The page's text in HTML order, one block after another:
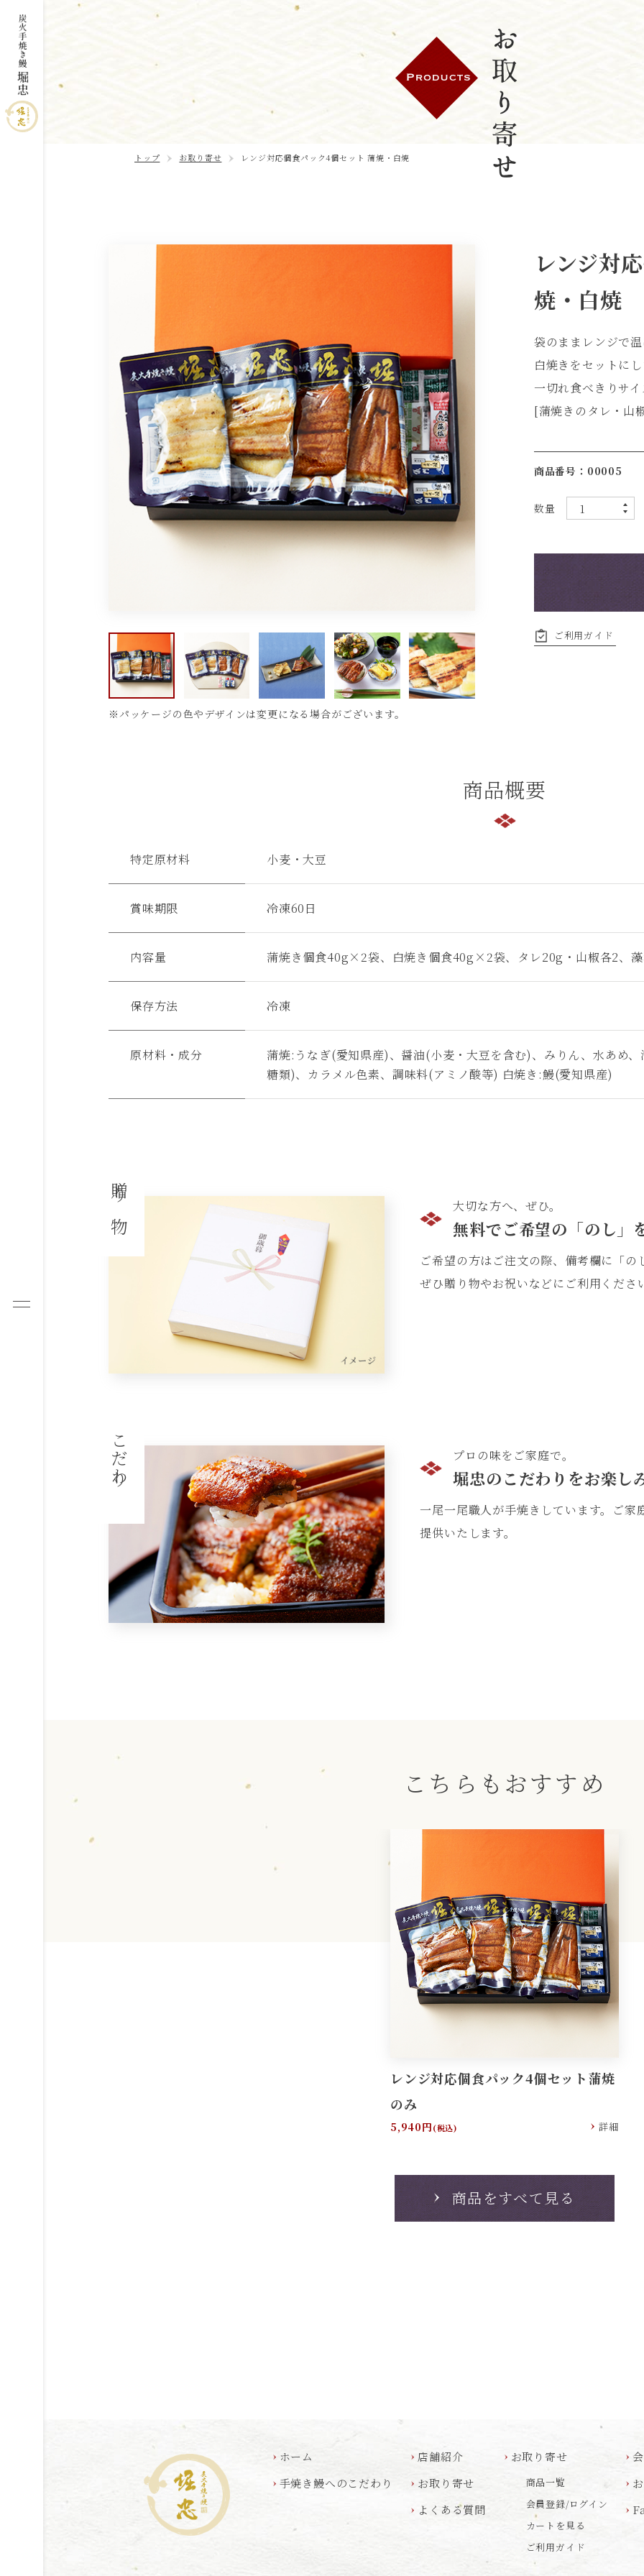
レンジ対
焼・白焼
袋のままレンジで
白焼きをセットに
一切れ食べきりサイ
[蒲焼きのタレ・山
商品番号：00005
数量
▲
ご利用ガイド
※パッケージの色やデザインは変更になる場合がございます。
商品概要
特定原材料 小麦・大豆
賞味期限 冷凍60日
内容量 蒲焼き個食40g×2袋、白焼き個食40g×2袋、タレ20g・山椒各2、藻
保存方法 冷凍
原材料・成分
蒲焼:うなぎ(愛知県産)、醤油(小麦・大豆を含む)、みりん、水あめ
糖類)、カラメル色素、調味料(アミノ酸等) 白焼き:鰻(愛知県産)
贈り物 大切な方へ、ぜひ。
無料でご希望の「のし」
ご希望の方はご注文の際、備考欄に「の
ぜひ贈り物やお祝いなどにご利用くださ
こだわり プロの味をご家庭で。
堀忠のこだわりをお楽し
一尾一尾職人が手焼きしています。ご
提供いたします。
こちらもおすすめ
レンジ対応個食パック4個セット蒲焼
のみ
5,940円(税込) 詳細
商品をすべて見る
トップ お取り寄せ レンジ対応個食パック4個セット 蒲焼・白焼
ホーム
手焼き鰻へのこだわり
店舗紹介
お取り寄せ
よくある質問
お取り寄せ
商品一覧
会員登録/ログイン
カートを見る
ご利用ガイド